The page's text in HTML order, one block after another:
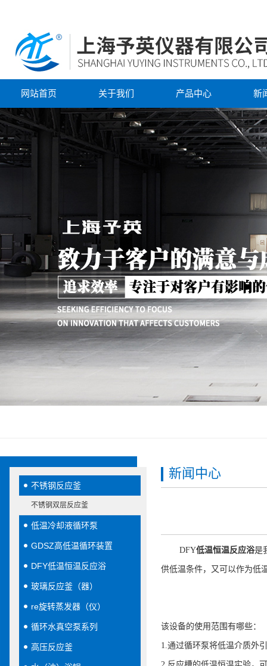
网站首页 关于我们 产品中心 新
不锈钢反应釜
不锈钢双层反应釜
低温冷却液循环泵
GDSZ高低温循环装置
DFY低温恒温反应浴
玻璃反应釜（器）
re旋转蒸发器（仪）
循环水真空泵系列
高压反应釜
新闻中心
DFY低温恒温反应浴是
供低温条件，又可以作为低
该设备的使用范围有哪些：
1.通过循环泵将低温介质外